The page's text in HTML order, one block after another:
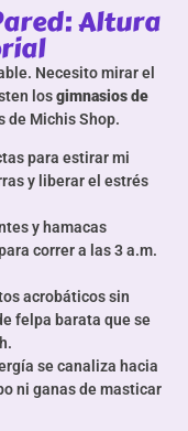
Altura
Necesito mirar el
losgimnasios de
de Michis Shop.
para estirar mi
y liberar el estrés
y hamacas
correr a las 3 a.m.
acrobáticos sin
felpa barata que se
se canaliza hacia
ni ganas de masticar